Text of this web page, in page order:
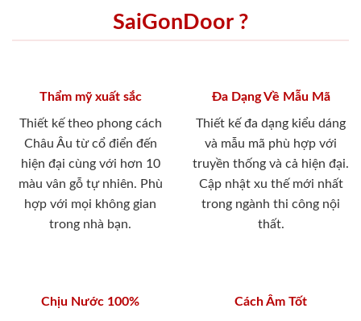
SaiGonDoor ?
Thẩm mỹ xuất sắc
Thiết kế theo phong cách
Châu Âu từ cổ điển đến
hiện đại cùng với hơn 10
màu vân gỗ tự nhiên. Phù
hợp với mọi không gian
trong nhà bạn.
Đa Dạng Về Mẫu Mã
Thiết kế đa dạng kiểu dáng
và mẫu mã phù hợp với
truyền thống và cả hiện đại.
Cập nhật xu thế mới nhất
trong ngành thi công nội
thất.
Chịu Nước 100% Cách Âm Tốt